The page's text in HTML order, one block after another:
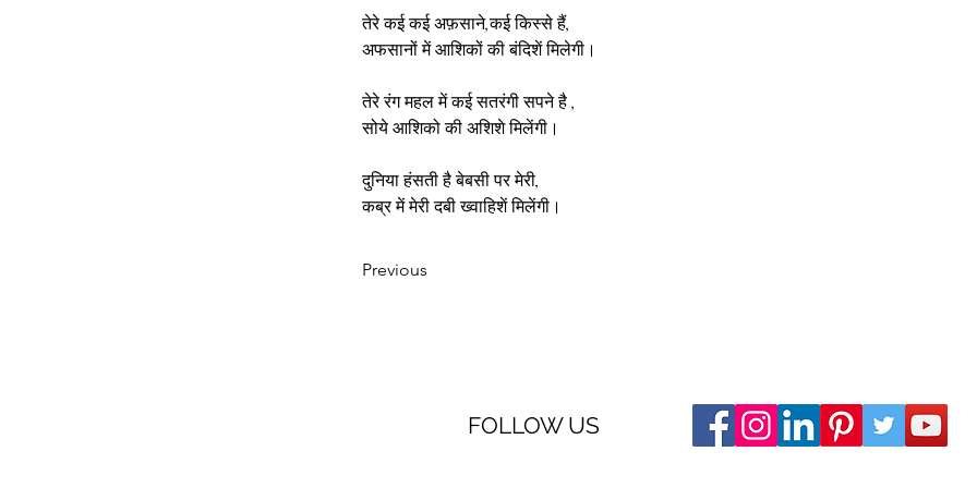
तेरे कई कई अफ़साने,कई किस्से हैं,
अफसानों में आशिकों की बंदिशें मिलेगी।
तेरे रंग महल में कई सतरंगी सपने है ,
सोये आशिको की अशिशे मिलेंगी।
दुनिया हंसती है बेबसी पर मेरी,
कब्र में मेरी दबी ख्वाहिशें मिलेंगी।
Previous
FOLLOW US